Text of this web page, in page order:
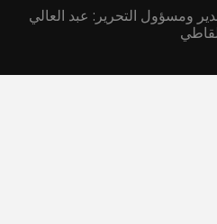
ومسؤول التحرير: عبد العالي